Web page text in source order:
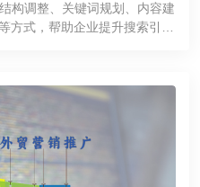
构调整、关键词规划、内容建
方式，帮助企业提升搜索引擎